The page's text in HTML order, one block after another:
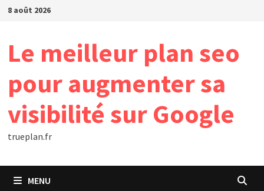
Passer
8 août 2026
Le meilleur plan seo
pour augmenter sa
visibilité sur Google
trueplan.fr
MENU